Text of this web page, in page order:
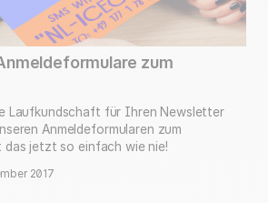
zum
Laufkundschaft für Ihren Newsletter
Anmeldeformularen zum
das jetzt so einfach wie nie!
2017